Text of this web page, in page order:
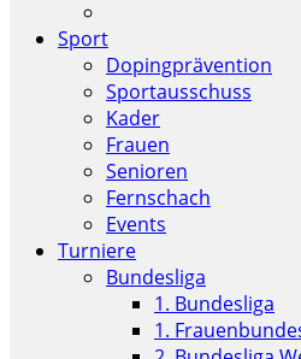
Sport
Dopingprävention
Sportausschuss
Kader
Frauen
Senioren
Fernschach
Events
Turniere
Bundesliga
1. Bundesliga
1.